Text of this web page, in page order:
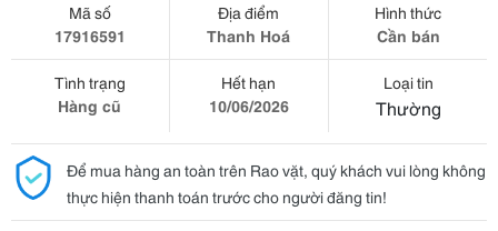
Mã số
17916591
Địa điểm
Thanh Hoá
Hình thức
Cần bán
Tình trạng
Hàng cũ
Hết hạn
10/06/2026
Loại tin
Thường
Để mua hàng an toàn trên Rao vặt, quý khách vui lòng không
thực hiện thanh toán trước cho người đăng tin!